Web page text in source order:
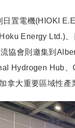
置電機(HIOKI
Energy Ltd.)
協會則邀集到
Hydrogen Hub
拿大重要區域性